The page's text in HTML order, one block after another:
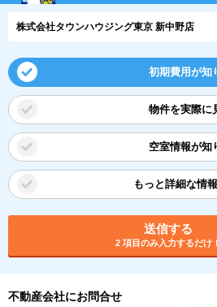
株式会社タウンハウジング東京 新中野店
初期費用が知
物件を実際に
空室情報が知
もっと詳細な情
送信する
2 項目のみ入力するだけ！
不動産会社にお問合せ